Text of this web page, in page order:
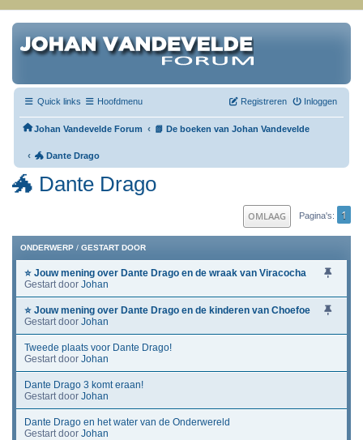
Quick links Hoofdmenu Inloggen
Registreren
Johan Vandevelde Forum ‹ 📗 De boeken van Johan Vandevelde
‹ 🐲 Dante Drago
🐲 Dante Drago
OMLAAG Pagina's 1
ONDERWERP / GESTART DOOR
⭐ Jouw mening over Dante Drago en de wraak van Viracocha
Gestart door Johan
⭐ Jouw mening over Dante Drago en de kinderen van Choefoe
Gestart door Johan
Tweede plaats voor Dante Drago!
Gestart door Johan
Dante Drago 3 komt eraan!
Gestart door Johan
Dante Drago en het water van de Onderwereld
Gestart door Johan